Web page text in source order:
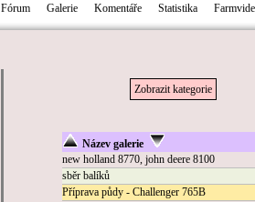
Fórum Galerie Komentáře Statistika
Zobrazit kategorie
Název galerie
new holland 8770, john deere 8100
sběr balíků
Příprava půdy - Challenger 765B